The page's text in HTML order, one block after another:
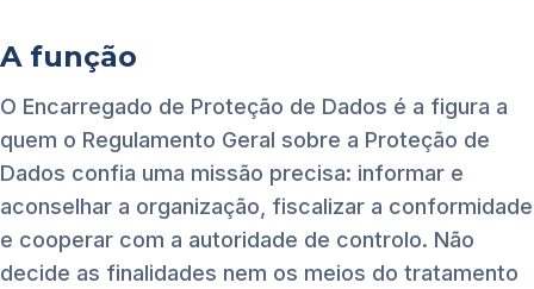
A função
O Encarregado de Proteção de Dados é a figura a
quem o Regulamento Geral sobre a Proteção de
Dados confia uma missão precisa: informar e
aconselhar a organização, fiscalizar a conformidade
e cooperar com a autoridade de controlo. Não
decide as finalidades nem os meios do tratamento